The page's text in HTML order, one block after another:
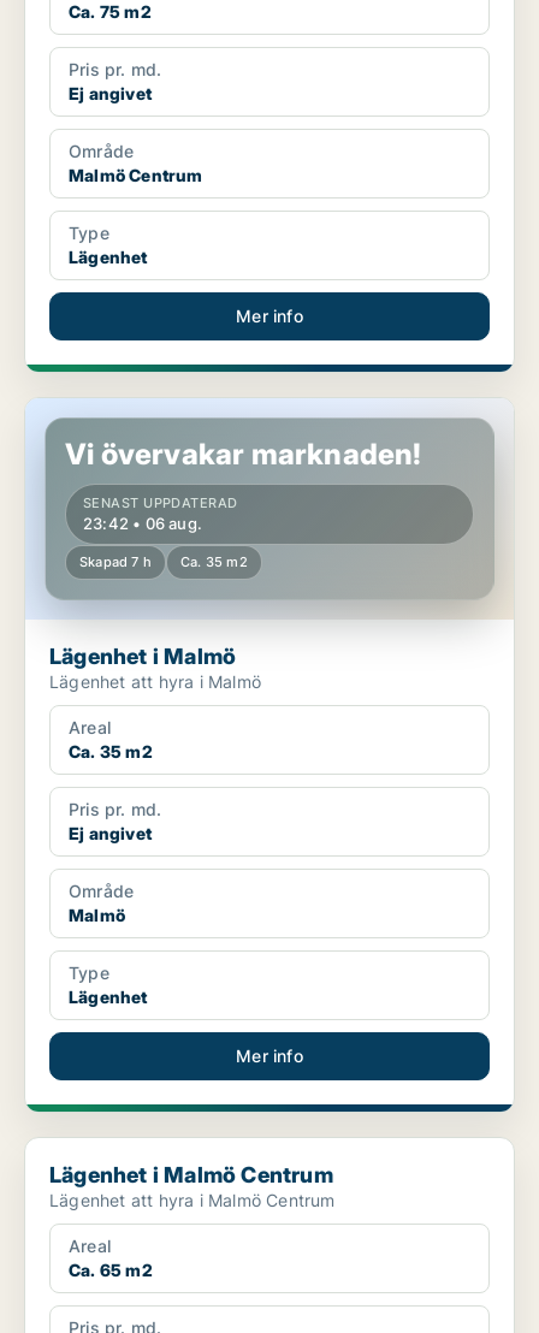
Ca. 75 m2
Pris pr. md.
Ej angivet
Område
Malmö Centrum
Type
Lägenhet
Mer info
Lägenhet i Malmö
Vi övervakar marknaden!
SENAST UPPDATERAD
23:42 • 06 aug.
Skapad 7 h Ca. 35 m2
Lägenhet i Malmö
Lägenhet att hyra i Malmö
Areal
Ca. 35 m2
Pris pr. md.
Ej angivet
Område
Malmö
Type
Lägenhet
Mer info
Lägenhet i Malmö Centrum
Lägenhet i Malmö Centrum
Lägenhet att hyra i Malmö Centrum
Areal
Ca. 65 m2
Pris pr. md.